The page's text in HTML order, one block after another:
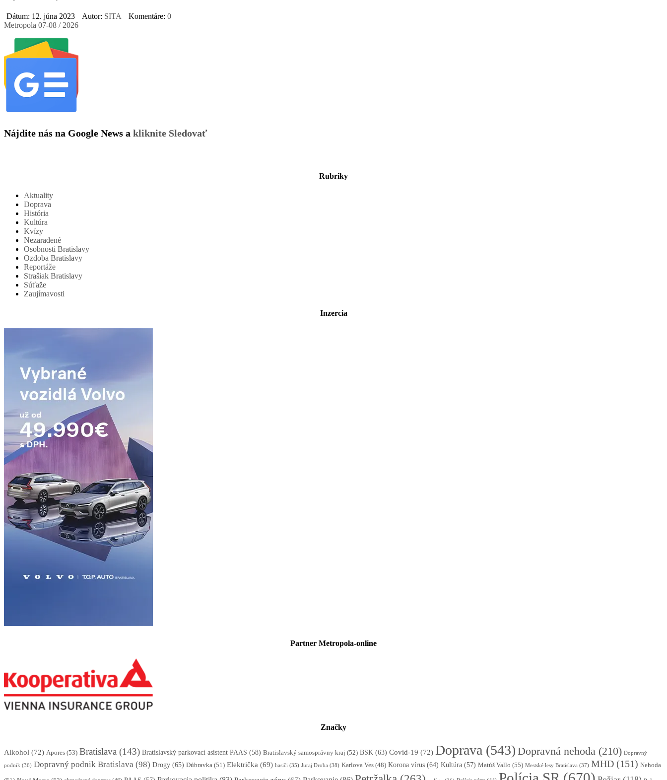
Dátum: 12. júna 2023 Autor: SITA Komentáre: 0
Metropola 07-08 / 2026
Nájdite nás na Google News a kliknite Sledovať
Rubriky
Aktuality
Doprava
História
Kultúra
Kvízy
Nezaradené
Osobnosti Bratislavy
Ozdoba Bratislavy
Reportáže
Strašiak Bratislavy
Súťaže
Zaujímavosti
Inzercia
Partner Metropola-online
Značky
Alkohol (72) Apores (53) Bratislava (143) Bratislavský parkovací asistent PAAS (58) Bratislavský samosprávny kraj (52) BSK (63) Covid-19 (72) Doprava (543) Dopravná nehoda (210) Dopravný
podnik (36) Dopravný podnik Bratislava (98) Drogy (65) Dúbravka (51) Električka (69) hasiči (35) Juraj Droba (38) Karlova Ves (48) Korona vírus (64) Kultúra (57) Matúš Vallo (55) Mestské lesy Bratislava (37) MHD (151) Nehoda